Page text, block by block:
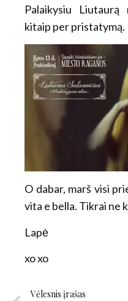
Palaikysiu
kitaip per pristatymą.
O dabar, marš visi
vita e bella. Tikrai ne
Lapė
xo xo
Vėlesnis įrašas